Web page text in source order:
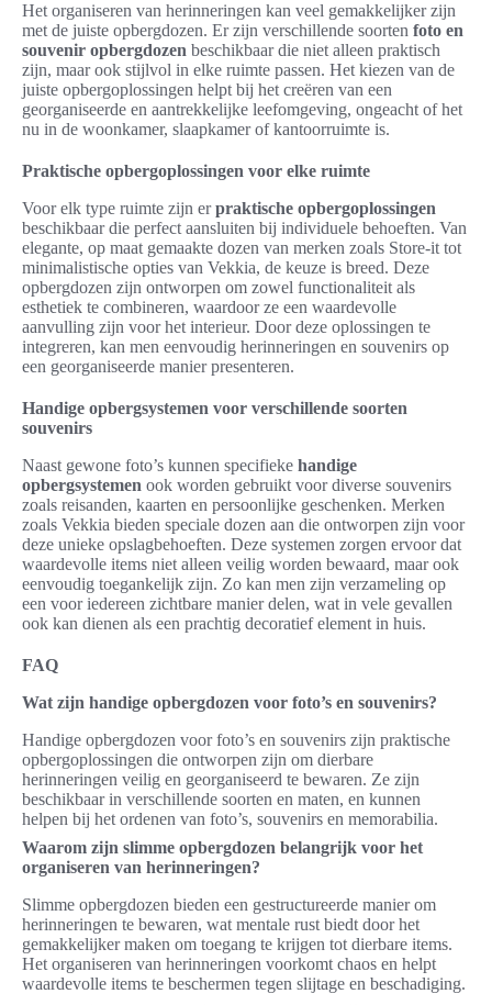
Het organiseren van herinneringen kan veel gemakkelijker zijn
met de juiste opbergdozen. Er zijn verschillende soorten foto en
souvenir opbergdozen beschikbaar die niet alleen praktisch
zijn, maar ook stijlvol in elke ruimte passen. Het kiezen van de
juiste opbergoplossingen helpt bij het creëren van een
georganiseerde en aantrekkelijke leefomgeving, ongeacht of het
nu in de woonkamer, slaapkamer of kantoorruimte is.
Praktische opbergoplossingen voor elke ruimte
Voor elk type ruimte zijn erpraktische opbergoplossingen
beschikbaar die perfect aansluiten bij individuele behoeften. Van
elegante, op maat gemaakte dozen van merken zoals Store-it tot
minimalistische opties van Vekkia, de keuze is breed. Deze
opbergdozen zijn ontworpen om zowel functionaliteit als
esthetiek te combineren, waardoor ze een waardevolle
aanvulling zijn voor het interieur. Door deze oplossingen te
integreren, kan men eenvoudig herinneringen en souvenirs op
een georganiseerde manier presenteren.
Handige opbergsystemen voor verschillende soorten
souvenirs
Naast gewone foto’s kunnen specifieke handige
opbergsystemen ook worden gebruikt voor diverse souvenirs
zoals reisanden, kaarten en persoonlijke geschenken. Merken
zoals Vekkia bieden speciale dozen aan die ontworpen zijn voor
deze unieke opslagbehoeften. Deze systemen zorgen ervoor dat
waardevolle items niet alleen veilig worden bewaard, maar ook
eenvoudig toegankelijk zijn. Zo kan men zijn verzameling op
een voor iedereen zichtbare manier delen, wat in vele gevallen
ook kan dienen als een prachtig decoratief element in huis.
FAQ
Wat zijn handige opbergdozen voor foto’s en souvenirs?
Handige opbergdozen voor foto’s en souvenirs zijn praktische
opbergoplossingen die ontworpen zijn om dierbare
herinneringen veilig en georganiseerd te bewaren. Ze zijn
beschikbaar in verschillende soorten en maten, en kunnen
helpen bij het ordenen van foto’s, souvenirs en memorabilia.
Waarom zijn slimme opbergdozen belangrijk voor het
organiseren van herinneringen?
Slimme opbergdozen bieden een gestructureerde manier om
herinneringen te bewaren, wat mentale rust biedt door het
gemakkelijker maken om toegang te krijgen tot dierbare items.
Het organiseren van herinneringen voorkomt chaos en helpt
waardevolle items te beschermen tegen slijtage en beschadiging.